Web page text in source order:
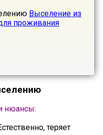
Выселение из
проживания
нюансы:
теряет